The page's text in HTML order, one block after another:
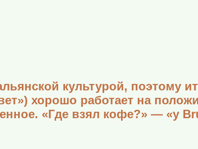
культурой, поэтому
хорошо работает на
«Где взял кофе?» — «у